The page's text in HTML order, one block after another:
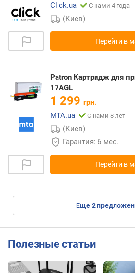
Click.ua
С нами 4 года
(Киев)
Перейти в
Patron Картридж для
17AGL
1 299 грн.
MTA.ua
С нами 8 лет
(Киев)
Гарантия: 6 мес.
Перейти в
eще2
Полезные статьи